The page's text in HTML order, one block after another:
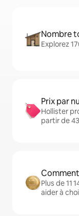
Nombre
Explorez
Prix par
Hollister
partir de
Plus de 11
aider à